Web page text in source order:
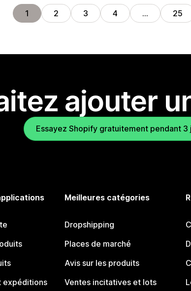
1 2 3 4 … 25
ajouter
Essayez Shopify gratuitement pendant 3
expéditions
Meilleures catégories
Dropshipping
Places de marché
Avis sur les produits
Ventes incitatives et lots